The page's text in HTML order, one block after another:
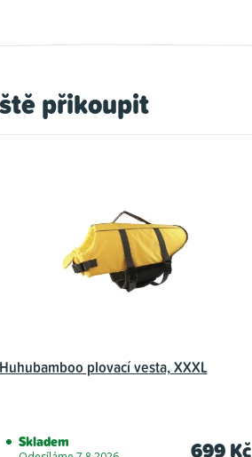
přikoupit
Huhubamboo plovací vesta, XXXL
Skladem 699 Kč